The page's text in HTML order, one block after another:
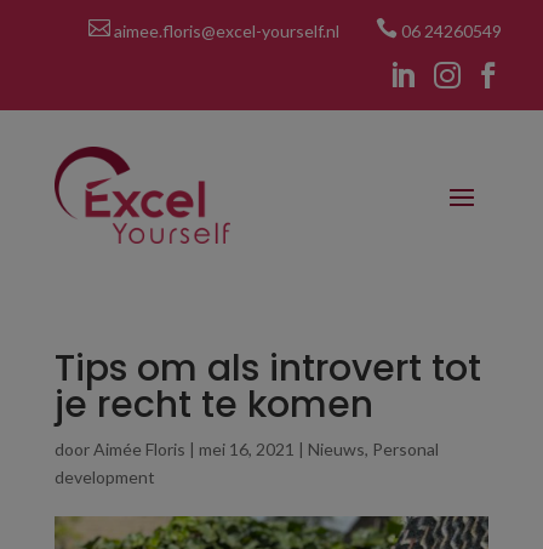
aimee.floris@excel-yourself.nl  06 24260549
  
Tips om als introvert tot
je recht te komen
doorAimée Floris | mei 16, 2021 | Nieuws, Personal
development